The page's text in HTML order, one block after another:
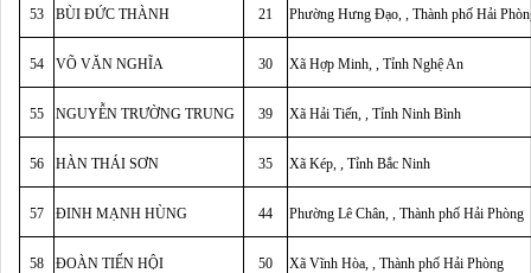
53 BÙI ĐỨC THÀNH 21 Phường Hưng Đạo, , Thành phố Hải
54 VÕ VĂN NGHĨA 30 Xã Hợp Minh, , Tỉnh Nghệ An
55 NGUYỄN TRƯỜNG TRUNG 39 Xã Hải Tiến, , Tỉnh Ninh Bình
56 HÀN THÁI SƠN 35 Xã Kép, , Tỉnh Bắc Ninh
57 ĐINH MẠNH HÙNG 44 Phường Lê Chân, , Thành phố Hải Phòng
58 ĐOÀN TIẾN HỘI 50 Xã Vĩnh Hòa, , Thành phố Hải Phòng